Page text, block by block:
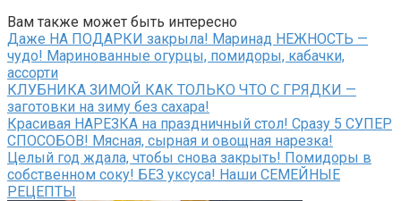
Вам также может быть интересно
Даже НА ПОДАРКИ закрыла! Маринад НЕЖНОСТЬ —
чудо! Маринованные огурцы, помидоры, кабачки,
ассорти
КЛУБНИКА ЗИМОЙ КАК ТОЛЬКО ЧТО С ГРЯДКИ —
заготовки на зиму без сахара!
Красивая НАРЕЗКА на праздничный стол! Сразу 5 СУПЕР
СПОСОБОВ! Мясная, сырная и овощная нарезка!
Целый год ждала, чтобы снова закрыть! Помидоры в
собственном соку! БЕЗ уксуса! Наши СЕМЕЙНЫЕ
РЕЦЕПТЫ